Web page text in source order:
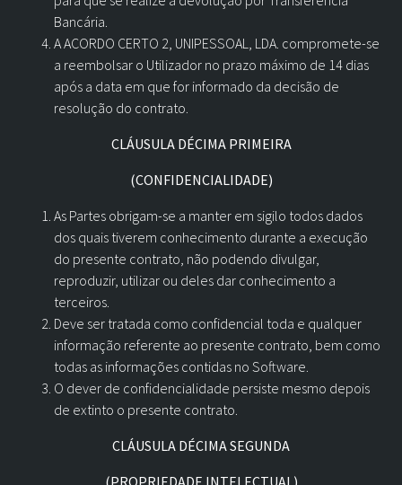
Bancária.
A ACORDO CERTO 2, UNIPESSOAL, LDA. compromete-se
a reembolsar o Utilizador no prazo máximo de 14 dias
após a data em que for informado da decisão de
resolução do contrato.
CLÁUSULA DÉCIMA PRIMEIRA
(CONFIDENCIALIDADE)
As Partes obrigam-se a manter em sigilo todos dados
dos quais tiverem conhecimento durante a execução
do presente contrato, não podendo divulgar,
reproduzir, utilizar ou deles dar conhecimento a
terceiros.
Deve ser tratada como confidencial toda e qualquer
informação referente ao presente contrato, bem como
todas as informações contidas no Software.
O dever de confidencialidade persiste mesmo depois
de extinto o presente contrato.
CLÁUSULA DÉCIMA SEGUNDA
(PROPRIEDADE INTELECTUAL)